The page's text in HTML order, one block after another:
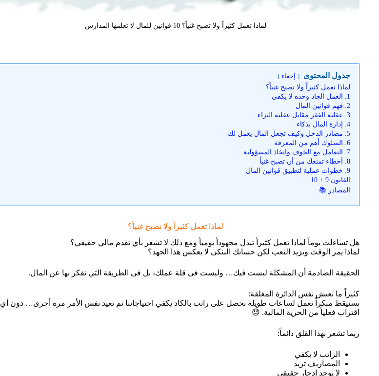
لماذا تعمل كثيراً ولا تصبح غنياً؟ 10 قوانين للمال لا تعلمها المدارس
جدول المحتوى إخفاء
لماذا تعمل كثيراً ولا تصبح غنياً؟
1. العمل الجاد وحده لا يكفي
2. فهم قوانين المال
3. عقلية الفقر مقابل عقلية الثراء
4. إدارة المال بذكاء
5. مصادر الدخل وكيف تجعل المال يعمل لك
6. السلوك أهم من المعرفة
7. التعامل مع الخوف واتخاذ المسؤولية
8. أخطاء تمنعك من أن تصبح غنياً
9. خطوات عملية لتطبيق قوانين المال
القانون 9 + 10
المصادر 📚
لماذا تعمل كثيراً ولا تصبح غنياً؟
هل تساءلت يوماً لماذا تعمل كثيراً تبذل مجهوداً يومياً ومع ذلك لا تشعر بأي تقدم مالي حقيقي؟
لماذا يمر الوقت ويزيد التعب لكن حسابك البنكي لا يعكس هذا الجهد؟
الحقيقة الصادمة أن المشكلة ليست فيك… وليست في قلة عملك، بل في الطريقة التي تفكر بها عن المال.
كثيراً ما نعيش نفس الدائرة المغلقة:
نستيقظ مبكراً نعمل لساعات طويلة نحصل على راتب بالكاد يكفي احتياجاتنا ثم نعيد نفس الأمر مرة أخرى… دون أي
اقتراب فعلياً من الحرية المالية. 😓
ربما تشعر بهذا القلق دائماً:
الراتب لا يكفي
المصاريف تزيد
لا يوجد ادخار حقيقي